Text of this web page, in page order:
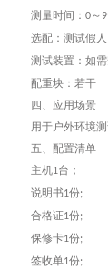
测量时间： 0～
选配：测试假
测试装置：如
配重块：若干
四、应用场景
用于户外环境
五、配置清单
主机1台；
说明书1份;
合格证1份;
保修卡1份;
签收单1份;